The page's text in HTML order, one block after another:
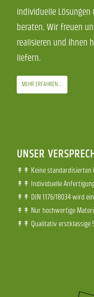
individuelle Lösungen
beraten. Wir freuen
realisieren und Ihnen
liefern.
MEHR ERFAHREN...
UNSER
↟↟ Keine standardisierten
↟↟ Individuelle
↟↟ DIN 1176/18034 wird
↟↟ Nur hochwertige
↟↟ Qualitativ erstklassige